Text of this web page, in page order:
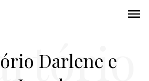
menu
Darlene e